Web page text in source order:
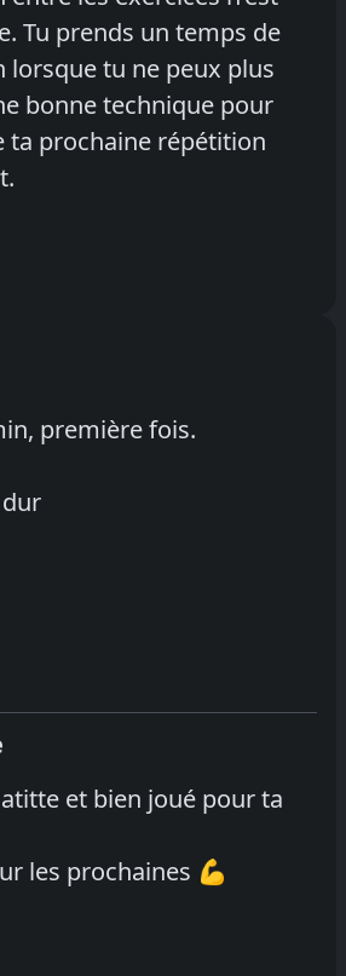
Tu prends un temps de
lorsque tu ne peux plus
bonne technique pour
ta prochaine répétition
première fois.
dur
et bien joué pour ta
les prochaines 💪